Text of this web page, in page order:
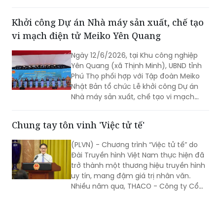
Nam.
Khởi công Dự án Nhà máy sản xuất, chế tạo
vi mạch điện tử Meiko Yên Quang
Ngày 12/6/2026, tại Khu công nghiệp
Yên Quang (xã Thịnh Minh), UBND tỉnh
Phú Thọ phối hợp với Tập đoàn Meiko
Nhật Bản tổ chức Lễ khởi công Dự án
Nhà máy sản xuất, chế tạo vi mạch
tại buổi lễ.
Chung tay tôn vinh 'Việc tử tế'
(PLVN) - Chương trình “Việc tử tế” do
Đài Truyền hình Việt Nam thực hiện đã
trở thành một thương hiệu truyền hình
uy tín, mang đậm giá trị nhân văn.
Nhiều năm qua, THACO - Công ty Cổ